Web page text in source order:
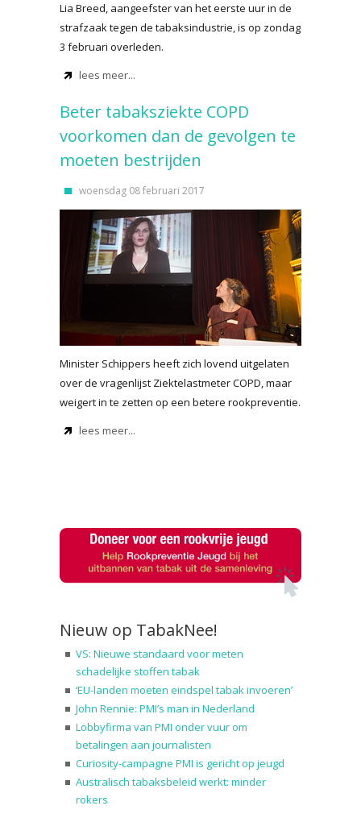
Lia Breed, aangeefster van het eerste uur in de
strafzaak tegen de tabaksindustrie, is op zondag
3 februari overleden.
lees meer...
Beter tabaksziekte COPD
voorkomen dan de gevolgen te
moeten bestrijden
woensdag 08 februari 2017
Minister Schippers heeft zich lovend uitgelaten
over de vragenlijst Ziektelastmeter COPD, maar
weigert in te zetten op een betere rookpreventie.
lees meer...
Nieuw op TabakNee!
VS: Nieuwe standaard voor meten
schadelijke stoffen tabak
‘EU-landen moeten eindspel tabak invoeren’
John Rennie: PMI’s man in Nederland
Lobbyfirma van PMI onder vuur om
betalingen aan journalisten
Curiosity-campagne PMI is gericht op jeugd
Australisch tabaksbeleid werkt: minder
rokers